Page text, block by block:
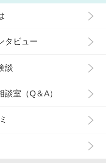
タビュー
談
室（Q＆A）